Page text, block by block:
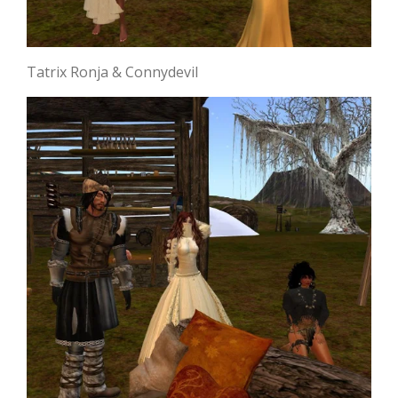
Tatrix Ronja & Connydevil